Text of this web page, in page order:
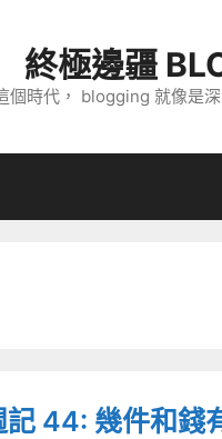
終極邊疆
個時代， blogging 就像是深
記 44: 幾件和錢